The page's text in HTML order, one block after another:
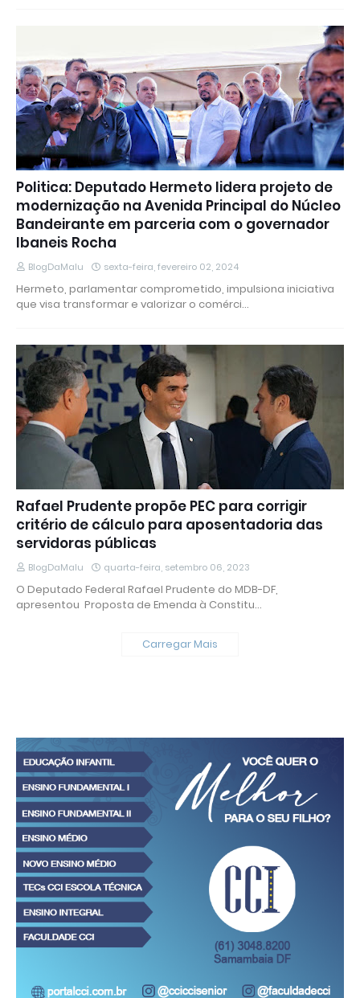
Politica: Deputado Hermeto lidera projeto de
modernização na Avenida Principal do Núcleo
Bandeirante em parceria com o governador
Ibaneis Rocha
BlogDaMalu sexta-feira, fevereiro 02, 2024
Hermeto, parlamentar comprometido, impulsiona iniciativa
que visa transformar e valorizar o comérci…
Rafael Prudente propõe PEC para corrigir
critério de cálculo para aposentadoria das
servidoras públicas
BlogDaMalu quarta-feira, setembro 06, 2023
O Deputado Federal Rafael Prudente do MDB-DF,
apresentou Proposta de Emenda à Constitu…
Carregar Mais